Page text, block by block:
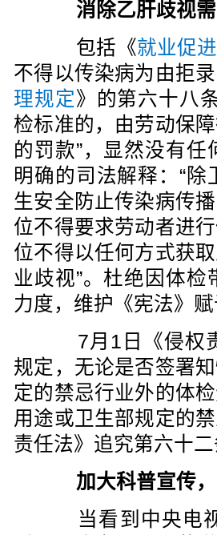
消除乙肝歧视
包括《就业促
不得以传染病为由拒
理规定》的第六十八
检标准的，由劳动保
的罚款”，显然没有
明确的司法解释：“
生安全防止传染病传
位不得要求劳动者进
位不得以任何方式获
业歧视”。杜绝因体
力度，维护《宪法》
7月1日《侵权责
规定，无论是否签署
定的禁忌行业外的体
用途或卫生部规定的
责任法》追究第六十
加大科普宣传
当看到中央电视